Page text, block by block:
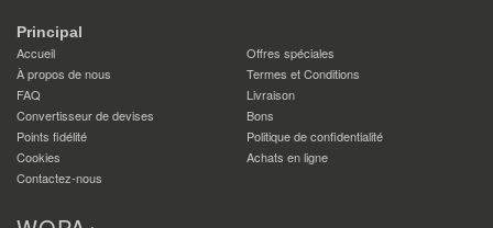
Principal
Accueil
Offres spéciales
À propos de nous
Termes et Conditions
FAQ
Livraison
Convertisseur de devises
Bons
Points fidélité
Politique de confidentialité
Cookies
Achats en ligne
Contactez-nous